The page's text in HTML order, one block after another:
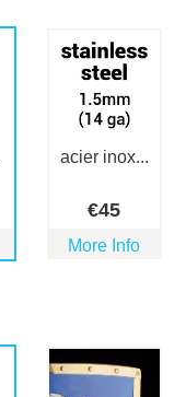
acier inox...
€45
More Info